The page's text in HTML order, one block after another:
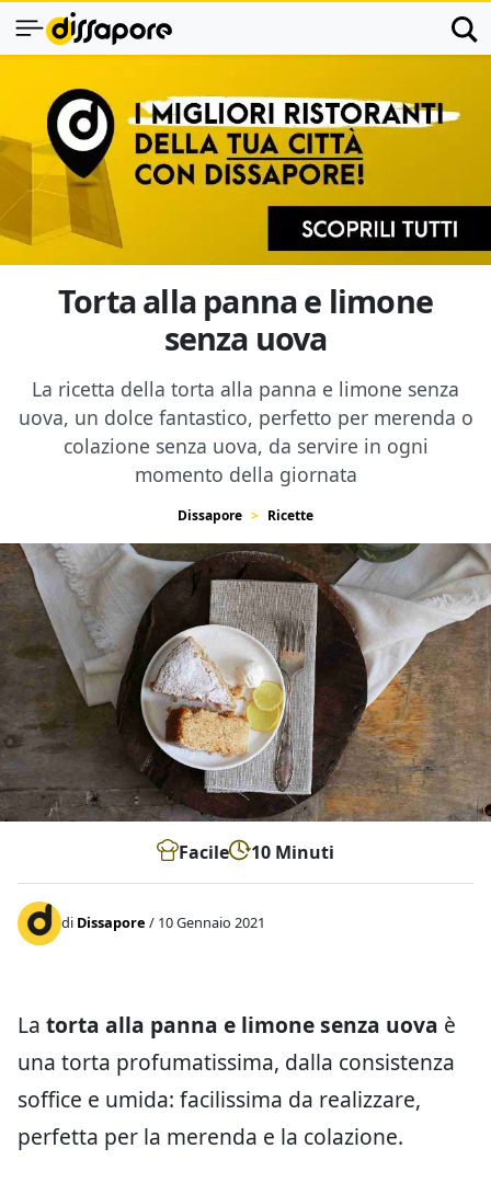
Torta alla panna e limone
senza uova
La ricetta della torta alla panna e limone senza
uova, un dolce fantastico, perfetto per merenda o
colazione senza uova, da servire in ogni
momento della giornata
Dissapore Ricette
Facile 10 Minuti
di Dissapore / 10 Gennaio 2021
La torta alla panna e limone senza uova è
una torta profumatissima, dalla consistenza
soffice e umida: facilissima da realizzare,
perfetta per la merenda e la colazione.